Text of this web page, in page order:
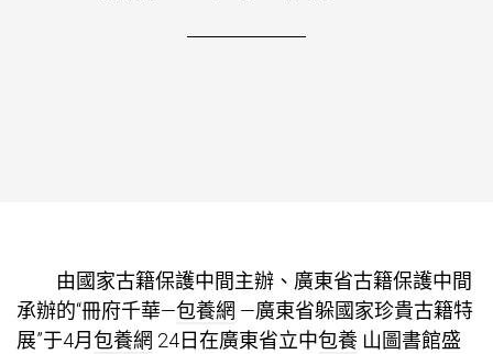
由國家古籍保護中間主辦、廣東省古籍保護中間
承辦的“冊府千華—包養網 —廣東省躲國家珍貴古籍特
展”于4月包養網 24日在廣東省立中包養 山圖書館盛